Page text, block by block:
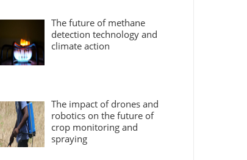
The future of methane
detection technology and
climate action
The impact of drones and
robotics on the future of
crop monitoring and
spraying